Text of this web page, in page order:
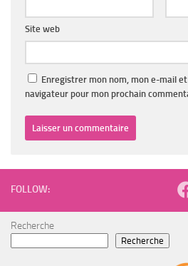
Site web
Enregistrer mon nom, mon e-mail
navigateur pour mon prochain
FOLLOW:
Recherche
Recherche